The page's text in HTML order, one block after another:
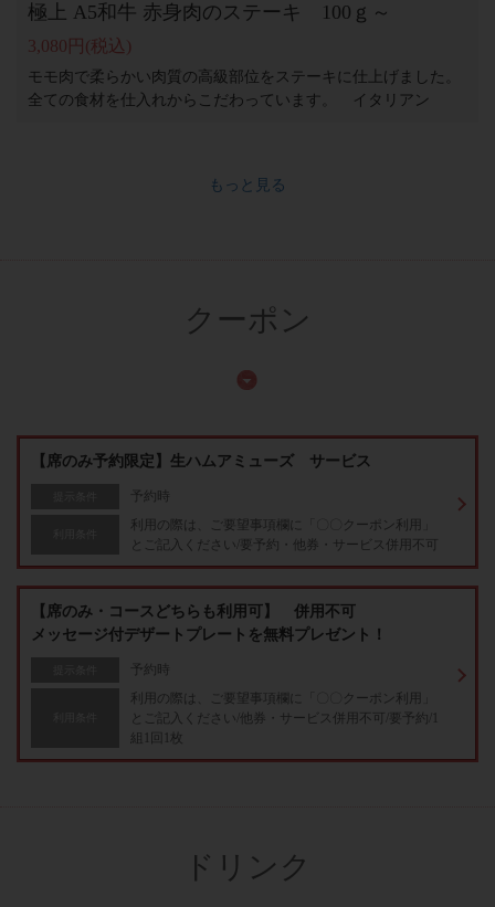
極上 A5和牛 赤身肉のステーキ 100ｇ～
3,080円 (税込)
モモ肉で柔らかい肉質の高級部位をステーキに仕上げました。
全ての食材を仕入れからこだわっています。 イタリアン
もっと見る
クーポン
【席のみ予約限定】生ハムアミューズ サービス
予約時
利用の際は、ご要望事項欄に「〇〇クーポン利用」
とご記入ください/要予約・他券・サービス併用不可
【席のみ・コースどちらも利用可】 併用不可
メッセージ付デザートプレートを無料プレゼント！
予約時
利用の際は、ご要望事項欄に「〇〇クーポン利用」
とご記入ください/他券・サービス併用不可/要予約/1
組1回1枚
ドリンク